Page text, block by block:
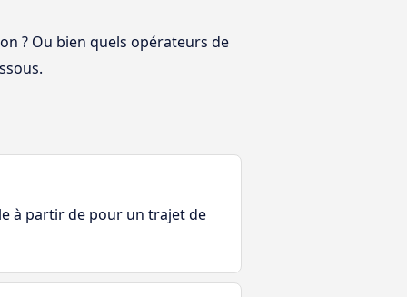
? Ou bien quels opérateurs de
à partir de pour un trajet de